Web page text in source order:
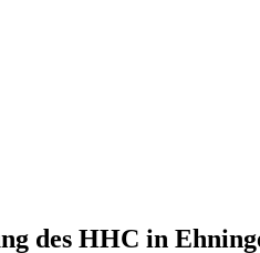
des HHC in